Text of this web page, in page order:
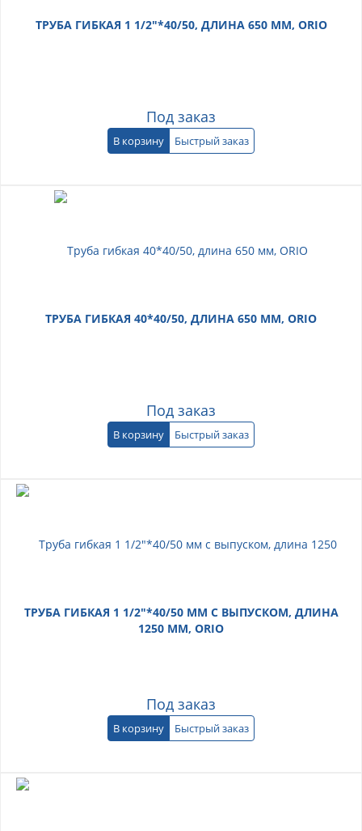
ТРУБА ГИБКАЯ 1 1/2"*40/50, ДЛИНА 650 ММ, ORIO
Под заказ
В корзину Быстрый заказ
ТРУБА ГИБКАЯ 40*40/50, ДЛИНА 650 ММ, ORIO
Под заказ
В корзину Быстрый заказ
ТРУБА ГИБКАЯ 1 1/2"*40/50 ММ С ВЫПУСКОМ, ДЛИНА
1250 ММ, ORIO
Под заказ
В корзину Быстрый заказ